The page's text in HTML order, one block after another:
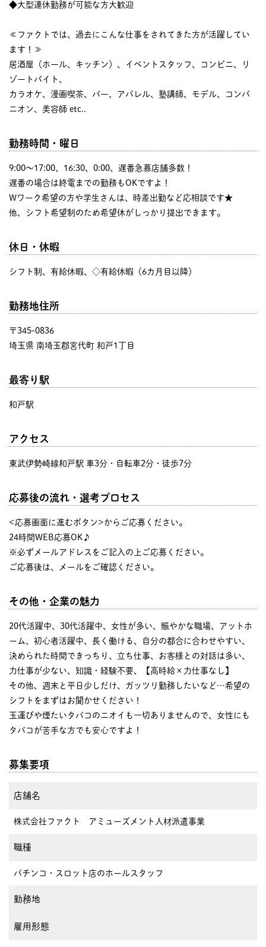
◆大型連休勤務が可能な方大歓迎
≪ファクトでは、過去にこんな仕事をされてきた方が活躍してい
ます！≫
居酒屋（ホール、キッチン）、イベントスタッフ、コンビニ、リ
ゾートバイト、
カラオケ、漫画喫茶、バー、アパレル、塾講師、モデル、コンパ
ニオン、美容師 etc..
勤務時間・曜日
9:00〜17:00、16:30、0:00、遅番急募店舗多数！
遅番の場合は終電までの勤務もOKですよ！
Wワーク希望の方や学生さんは、時差出勤など応相談です★
他、シフト希望制のため希望休がしっかり提出できます。
休日・休暇
シフト制、有給休暇、◇有給休暇（6カ月目以降）
勤務地住所
〒345-0836
埼玉県 南埼玉郡宮代町 和戸1丁目
最寄り駅
和戸駅
アクセス
東武伊勢崎線和戸駅 車3分・自転車2分・徒歩7分
応募後の流れ・選考プロセス
<応募画面に進むボタン>からご応募ください。
24時間WEB応募OK♪
※必ずメールアドレスをご記入の上ご応募ください。
ご応募後は、メールをご確認ください。
その他・企業の魅力
20代活躍中、30代活躍中、女性が多い、賑やかな職場、アットホ
ーム、初心者活躍中、長く働ける、自分の都合に合わせやすい、
決められた時間できっちり、立ち仕事、お客様との対話は多い、
力仕事が少ない、知識・経験不要、【高時給×力仕事なし】
その他、週末と平日少しだけ、ガッツリ勤務したいなど…希望の
シフトをまずはお聞かせください！
玉運びや煙たいタバコのニオイも一切ありませんので、女性にも
タバコが苦手な方でも安心ですよ！
募集要項
店舗名
株式会社ファクト アミューズメント人材派遣事業
職種
パチンコ・スロット店のホールスタッフ
勤務地
雇用形態